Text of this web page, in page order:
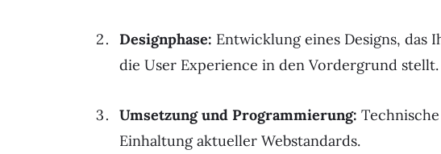
Designphase: Entwicklung eines Designs,
die User Experience in den Vordergrund stellt.
Umsetzung und Programmierung:
Einhaltung aktueller Webstandards.